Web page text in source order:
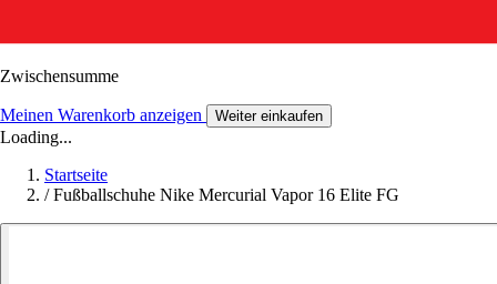
Zwischensumme
Meinen Warenkorb anzeigen Weiter einkaufen
Loading...
Startseite
/ Fußballschuhe Nike Mercurial Vapor 16 Elite FG